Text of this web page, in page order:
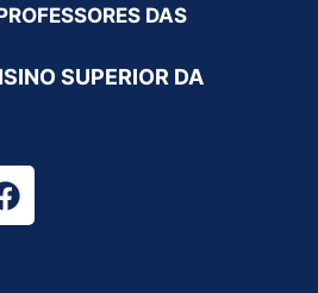
DAS
SUPERIOR DA